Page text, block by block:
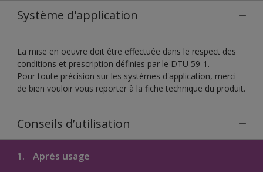
Système d'application
La mise en oeuvre doit être effectuée dans le respect des
conditions et prescription définies par le DTU 59-1.
Pour toute précision sur les systèmes d'application, merci
de bien vouloir vous reporter à la fiche technique du produit.
Conseils d’utilisation
1. Après usage